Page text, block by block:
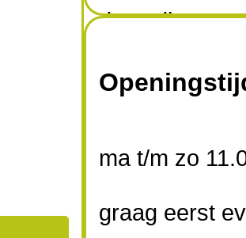
deze dieren
nemen de
ma t/m zo
graag eerst